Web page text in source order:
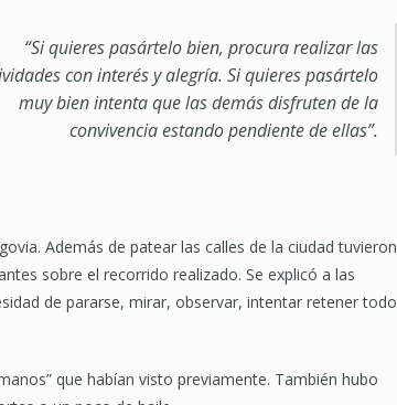
“Si quieres pasártelo bien, procura realizar las
con interés y alegría. Si quieres pasártelo
muy bien intenta que las demás disfruten de la
convivencia estando pendiente de ellas”.
Además de patear las calles de la ciudad tuvieron
sobre el recorrido realizado. Se explicó a las
de pararse, mirar, observar, intentar retener todo
que habían visto previamente. También hubo